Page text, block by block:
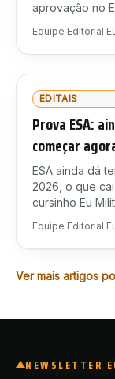
aprovação no
Equipe Editorial
EDITAIS
Prova ESA:
começar
ESA ainda dá
2026, o que
cursinho Eu
Equipe Editorial
Ver mais artigos
NEWSLETTER